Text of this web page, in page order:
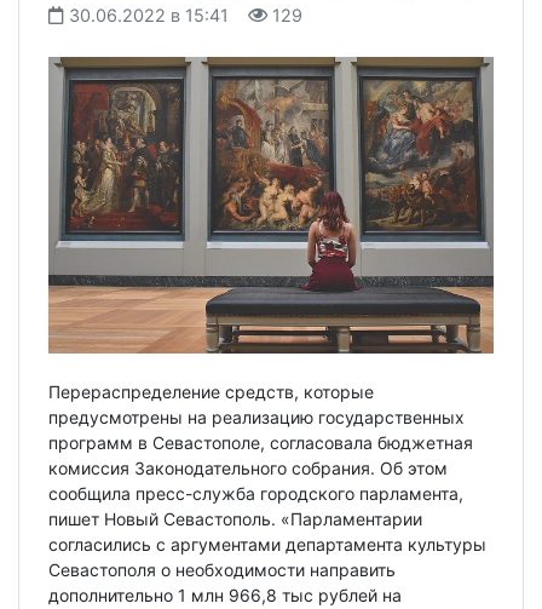
30.06.2022 в 15:41 129
Перераспределение средств, которые
предусмотрены на реализацию государственных
программ в Севастополе, согласовала бюджетная
комиссия Законодательного собрания. Об этом
сообщила пресс-служба городского парламента,
пишет Новый Севастополь. «Парламентарии
согласились с аргументами департамента культуры
Севастополя о необходимости направить
дополнительно 1 млн 966,8 тыс рублей на